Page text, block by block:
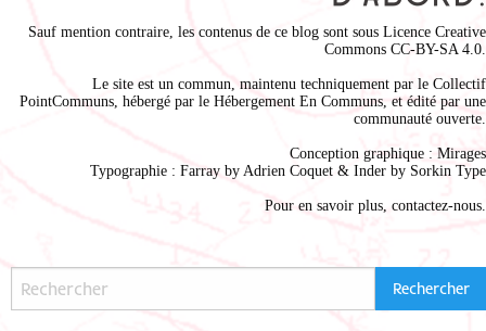
Sauf mention contraire, les contenus de ce blog sont sous Licence Creative
Commons CC-BY-SA 4.0
Le site est un commun, maintenu techniquement par le Collectif
PointCommuns , hébergé par le Hébergement En Communs , et édité par une
communauté ouverte.
Conception graphique : Mirages
Typographie : Farray by Adrien Coquet & Inder by Sorkin Type
Pour en savoir plus, contactez-nous